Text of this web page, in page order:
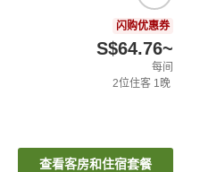
闪购优惠券
S$64.76~
每间
2位住客 1 晚
查看客房和住宿套餐